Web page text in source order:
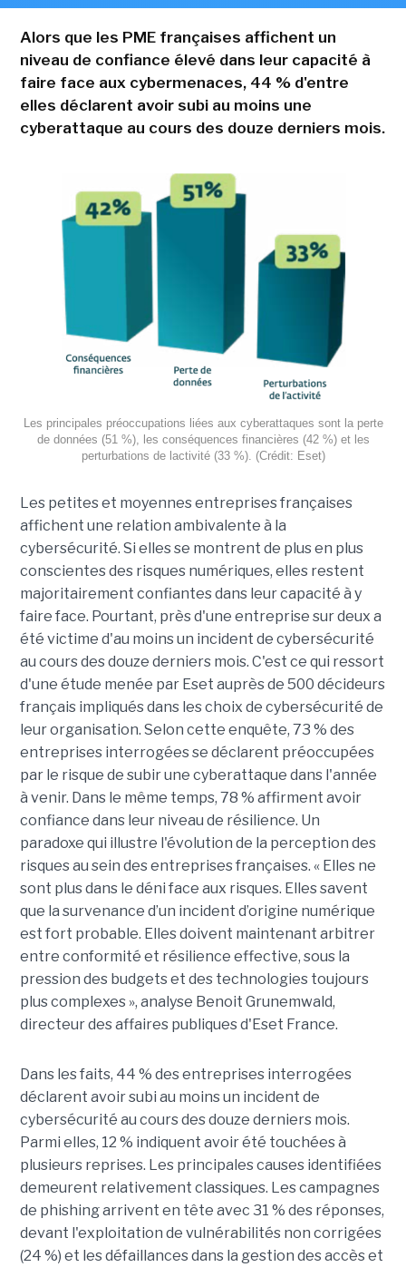
Alors que les PME françaises affichent un
niveau de confiance élevé dans leur capacité à
faire face aux cybermenaces, 44 % d'entre
elles déclarent avoir subi au moins une
cyberattaque au cours des douze derniers mois.
Les principales préoccupations liées aux cyberattaques sont la perte
de données (51 %), les conséquences financières (42 %) et les
perturbations de lactivité (33 %). (Crédit: Eset)
Les petites et moyennes entreprises françaises
affichent une relation ambivalente à la
cybersécurité. Si elles se montrent de plus en plus
conscientes des risques numériques, elles restent
majoritairement confiantes dans leur capacité à y
faire face. Pourtant, près d'une entreprise sur deux a
été victime d'au moins un incident de cybersécurité
au cours des douze derniers mois. C'est ce qui ressort
d'une étude menée par Eset auprès de 500 décideurs
français impliqués dans les choix de cybersécurité de
leur organisation. Selon cette enquête, 73 % des
entreprises interrogées se déclarent préoccupées
par le risque de subir une cyberattaque dans l'année
à venir. Dans le même temps, 78 % affirment avoir
confiance dans leur niveau de résilience. Un
paradoxe qui illustre l'évolution de la perception des
risques au sein des entreprises françaises. « Elles ne
sont plus dans le déni face aux risques. Elles savent
que la survenance d’un incident d’origine numérique
est fort probable. Elles doivent maintenant arbitrer
entre conformité et résilience effective, sous la
pression des budgets et des technologies toujours
plus complexes », analyse Benoit Grunemwald,
directeur des affaires publiques d'Eset France.
Dans les faits, 44 % des entreprises interrogées
déclarent avoir subi au moins un incident de
cybersécurité au cours des douze derniers mois.
Parmi elles, 12 % indiquent avoir été touchées à
plusieurs reprises. Les principales causes identifiées
demeurent relativement classiques. Les campagnes
de phishing arrivent en tête avec 31 % des réponses,
devant l'exploitation de vulnérabilités non corrigées
(24 %) et les défaillances dans la gestion des accès et